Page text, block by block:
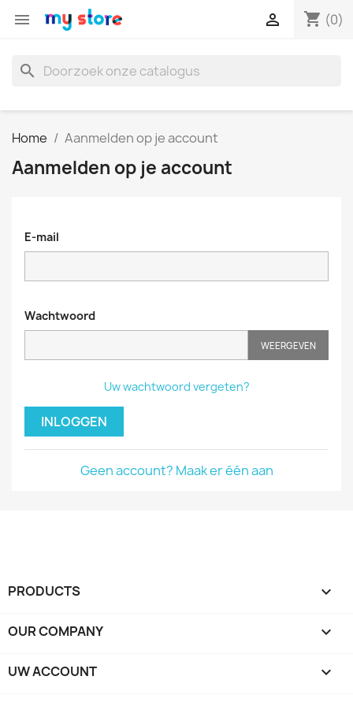
 shopping_cart (0)

search
Home Aanmelden op je account
Aanmelden op je account
E-mail
Wachtwoord
WEERGEVEN
Uw wachtwoord vergeten?
INLOGGEN
Geen account? Maak er één aan
PRODUCTS 
OUR COMPANY 
UW ACCOUNT 